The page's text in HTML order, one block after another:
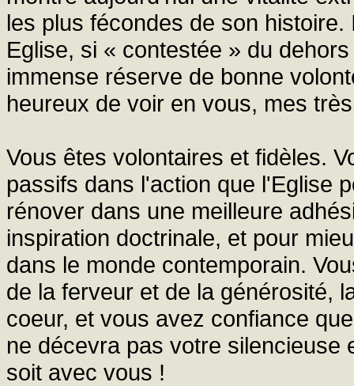
les plus fécondes de son
Eglise, si « contestée » du
immense réserve de bonne
heureux de voir en vous, mes
Vous êtes volontaires et fidèles.
passifs dans l'action que l'Eglise
rénover dans une meilleure
inspiration doctrinale, et pour
dans le monde contemporain.
de la ferveur et de la générosité,
coeur, et vous avez confiance
ne décevra pas votre silencieuse
soit avec vous !